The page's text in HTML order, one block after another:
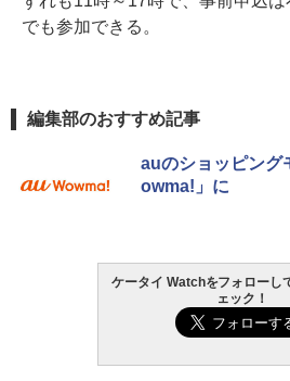
でも参加できる。
編集部のおすすめ記事
auのショッピング
owma!」に
ケータイ Watchをフォローし
ェック！